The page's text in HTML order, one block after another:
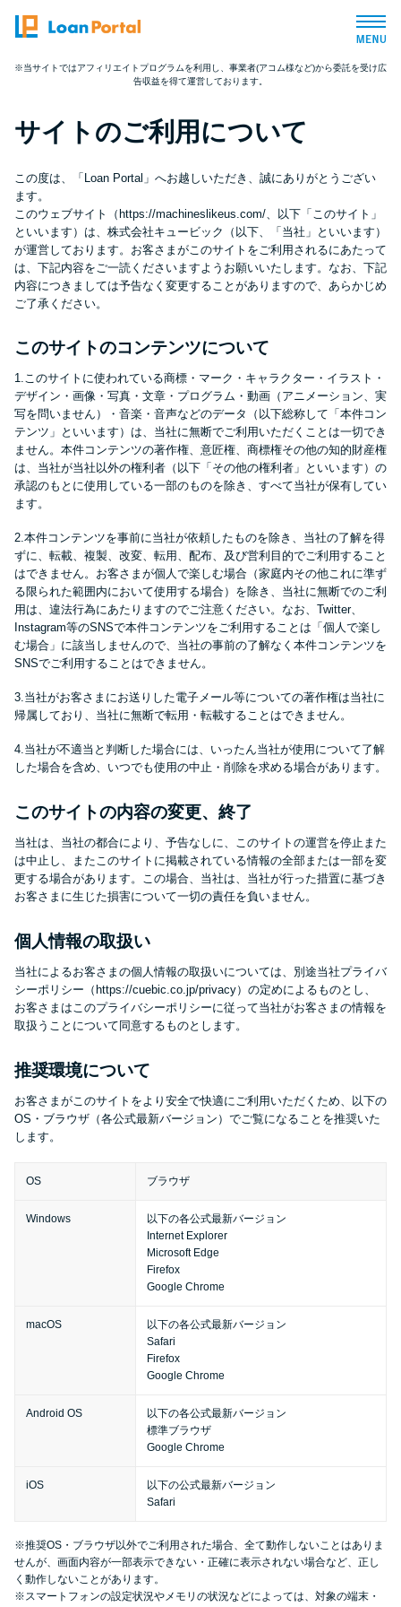
トップページ
おすすめコンテンツ
総合人気ランキング
とにかくすぐ借りたい方向け
審査が不安な方向け
便利なコンテンツ
カードローン診断
特集ページ
リボ払いをそのまま払いきると
損！
カードローンの見直しで40万円
得した話
最速！最短40分で借りられるカ
特集ページ一覧
種類や特徴で探す
銀行カードローンを選ぶべき4つ
の理由
無利息期間を利用して利息0円で
種類・特徴別一覧
今月の家賃払えない…2ヵ月目に
は解決しないと危険な理由と対
処法3つ
たい…市役所に相談より賢い方
法2選
街金とは？絶対審査通る？借金
に悩む人へ街金をおすすめしな
やシステムをカードローンと比
較
※当サイトではアフィリエイトプログラムを利用し、事業者(アコム様など)から委託を受け広
告収益を得て運営しております。
サイトのご利用について
この度は、「Loan Portal」へお越しいただき、誠にありがとうござい
ます。
このウェブサイト（https://machineslikeus.com/、以下「このサイト」
といいます）は、株式会社キュービック（以下、「当社」といいます）
が運営しております。お客さまがこのサイトをご利用されるにあたって
は、下記内容をご一読くださいますようお願いいたします。なお、下記
内容につきましては予告なく変更することがありますので、あらかじめ
ご了承ください。
このサイトのコンテンツについて
1.このサイトに使われている商標・マーク・キャラクター・イラスト・
デザイン・画像・写真・文章・プログラム・動画（アニメーション、実
写を問いません）・音楽・音声などのデータ（以下総称して「本件コン
テンツ」といいます）は、当社に無断でご利用いただくことは一切でき
ません。本件コンテンツの著作権、意匠権、商標権その他の知的財産権
は、当社が当社以外の権利者（以下「その他の権利者」といいます）の
承認のもとに使用している一部のものを除き、すべて当社が保有してい
ます。
2.本件コンテンツを事前に当社が依頼したものを除き、当社の了解を得
ずに、転載、複製、改変、転用、配布、及び営利目的でご利用すること
はできません。お客さまが個人で楽しむ場合（家庭内その他これに準ず
る限られた範囲内において使用する場合）を除き、当社に無断でのご利
用は、違法行為にあたりますのでご注意ください。なお、Twitter、
Instagram等のSNSで本件コンテンツをご利用することは「個人で楽し
む場合」に該当しませんので、当社の事前の了解なく本件コンテンツを
SNSでご利用することはできません。
3.当社がお客さまにお送りした電子メール等についての著作権は当社に
帰属しており、当社に無断で転用・転載することはできません。
4.当社が不適当と判断した場合には、いったん当社が使用について了解
した場合を含め、いつでも使用の中止・削除を求める場合があります。
このサイトの内容の変更、終了
当社は、当社の都合により、予告なしに、このサイトの運営を停止また
は中止し、またこのサイトに掲載されている情報の全部または一部を変
更する場合があります。この場合、当社は、当社が行った措置に基づき
お客さまに生じた損害について一切の責任を負いません。
個人情報の取扱い
当社によるお客さまの個人情報の取扱いについては、別途当社プライバ
シーポリシー（https://cuebic.co.jp/privacy）の定めによるものとし、
お客さまはこのプライバシーポリシーに従って当社がお客さまの情報を
取扱うことについて同意するものとします。
推奨環境について
お客さまがこのサイトをより安全で快適にご利用いただくため、以下の
OS・ブラウザ（各公式最新バージョン）でご覧になることを推奨いた
します。
OS ブラウザ
Windows
以下の各公式最新バージョン
Internet Explorer
Microsoft Edge
Firefox
Google Chrome
macOS
以下の各公式最新バージョン
Safari
Firefox
Google Chrome
Android OS
以下の各公式最新バージョン
標準ブラウザ
Google Chrome
iOS
以下の公式最新バージョン
Safari
※推奨OS・ブラウザ以外でご利用された場合、全て動作しないことはありま
せんが、画面内容が一部表示できない・正確に表示されない場合など、正し
く動作しないことがあります。
※スマートフォンの設定状況やメモリの状況などによっては、対象の端末・